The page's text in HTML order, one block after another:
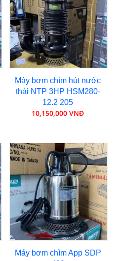
Máy bơm chìm hút nước
thải NTP 3HP HSM280-
12.2 205
10,150,000 VNĐ
Máy bơm chìm App SDP